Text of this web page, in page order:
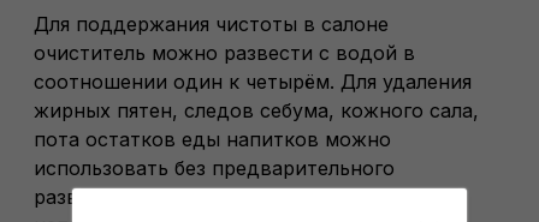
Для поддержания чистоты в салоне
очиститель можно развести с водой в
соотношении один к четырём. Для удаления
жирных пятен, следов себума, кожного сала,
пота остатков еды напитков можно
использовать без предварительного
разведения, распыляя очиститель